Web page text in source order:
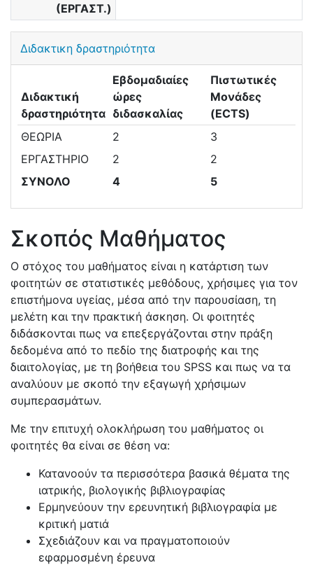
(ΕΡΓΑΣΤ.)
Διδακτικη δραστηριότητα
Διδακτική
δραστηριότητα
Εβδομαδιαίες
ώρες
διδασκαλίας
Πιστωτικές
Μονάδες
(ECTS)
ΘΕΩΡΙΑ
2
3
ΕΡΓΑΣΤΗΡΙΟ
2
2
ΣΥΝΟΛΟ
4 5
Σκοπός Μαθήματος
Ο στόχος του μαθήματος είναι η κατάρτιση των
φοιτητών σε στατιστικές μεθόδους, χρήσιμες για τον
επιστήμονα υγείας, μέσα από την παρουσίαση, τη
μελέτη και την πρακτική άσκηση. Οι φοιτητές
διδάσκονται πως να επεξεργάζονται στην πράξη
δεδομένα από το πεδίο της διατροφής και της
διαιτολογίας, με τη βοήθεια του SPSS και πως να τα
αναλύουν με σκοπό την εξαγωγή χρήσιμων
συμπερασμάτων.
Με την επιτυχή ολοκλήρωση του μαθήματος οι
φοιτητές θα είναι σε θέση να:
Κατανοούν τα περισσότερα βασικά θέματα της
ιατρικής, βιολογικής βιβλιογραφίας
Ερμηνεύουν την ερευνητική βιβλιογραφία με
κριτική ματιά
Σχεδιάζουν και να πραγματοποιούν
εφαρμοσμένη έρευνα